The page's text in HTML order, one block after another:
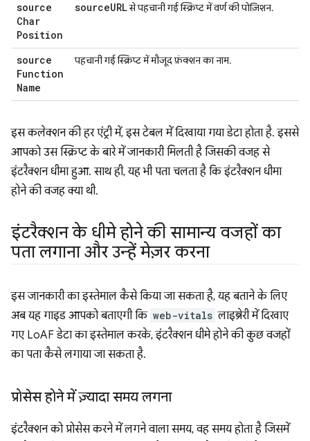
source
Char
Position
sourceURLसे पहचानी गई स्क्रिप्ट में वर्ण की पोज़िशन.
source
Function
Name
पहचानी गई स्क्रिप्ट में मौजूद फ़ंक्शन का नाम.
इस कलेक्शन की हर एंट्री में, इस टेबल में दिखाया गया डेटा होता है. इससे
आपको उस स्क्रिप्ट के बारे में जानकारी मिलती है जिसकी वजह से
इंटरैक्शन धीमा हुआ. साथ ही, यह भी पता चलता है कि इंटरैक्शन धीमा
होने की वजह क्या थी.
इंटरैक्शन के धीमे होने की सामान्य वजहों का
पता लगाना और उन्हें मेज़र करना
इस जानकारी का इस्तेमाल कैसे किया जा सकता है, यह बताने के लिए
अब यह गाइड आपको बताएगी कि web-vitals लाइब्रेरी में दिखाए
गए LoAF डेटा का इस्तेमाल करके, इंटरैक्शन धीमे होने की कुछ वजहों
का पता कैसे लगाया जा सकता है.
प्रोसेस होने में ज़्यादा समय लगना
इंटरैक्शन को प्रोसेस करने में लगने वाला समय, वह समय होता है जिसमें